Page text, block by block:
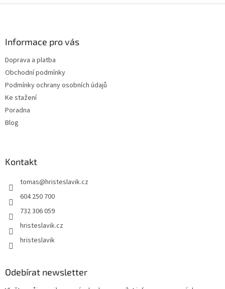
Informace pro vás
Doprava a platba
Obchodní podmínky
Podmínky ochrany osobních údajů
Ke stažení
Poradna
Blog
Kontakt
tomas@hristeslavik.cz
604 250 700
732 306 059
hristeslavik.cz
hristeslavik
Odebírat newsletter